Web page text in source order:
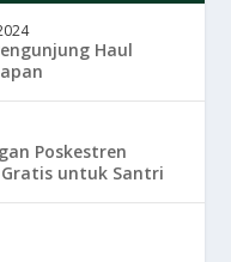
Haul
Poskestren
untuk Santri